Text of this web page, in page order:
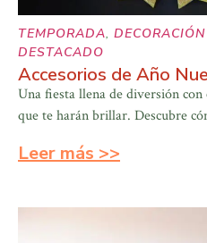
TEMPORADA,
DESTACADO
Accesorios de Año
Una fiesta llena de diversión con
que te harán brillar. Descubre
Leer más >>